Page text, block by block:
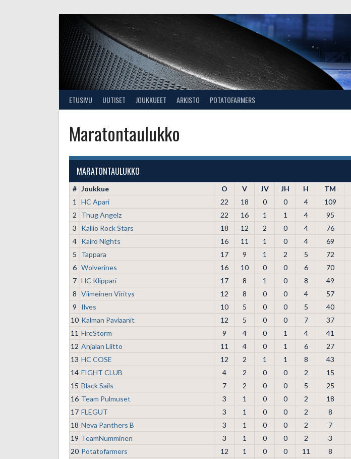
ETUSIVU UUTISET JOUKKUEET ARKISTO POTATOFARMERS
Maratontaulukko
MARATONTAULUKKO
# Joukkue O V JV JH H TM
1
HC Apari 22 18 0 0 4 109
2
Thug Angelz 22 16 1 1 4 95
3
Kallio Rock Stars 18 12 2 0 4 76
4 Kairo Nights 16 11 1 0 4 69
5
Tappara 17 9 1 2 5 72
6 Wolverines 16 10 0 0 6 70
7 HC Klippari 17 8 1 0 8 49
8 Viimeinen Viritys 12 8 0 0 4 57
9
Ilves 10 5 0 0 5 40
10 Kalman Paviaanit 12 5 0 0 7 37
11 FireStorm 9 4 0 1 4 41
12 Anjalan Liitto 11 4 0 1 6 27
13 HC COSE 12 2 1 1 8 43
14 FIGHT CLUB 4 2 0 0 2 15
15 Black Sails 7 2 0 0 5 25
16 Team Pulmuset 3 1 0 0 2 18
17 FLEGUT 3 1 0 0 2 8
18 Neva Panthers B 3 1 0 0 2 7
19 TeamNumminen 3 1 0 0 2 3
20 Potatofarmers 12 1 0 0 11 8